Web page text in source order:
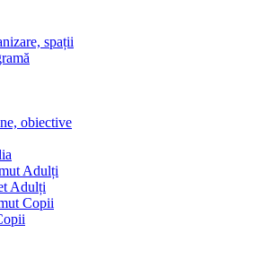
spații
obiective
Adulți
Adulți
Copii